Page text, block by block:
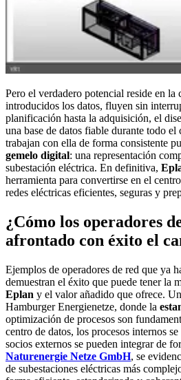
Pero el verdadero potencial reside en la
introducidos los datos, fluyen sin
planificación hasta la adquisición, el
una base de datos fiable durante todo
trabajan con ella de forma consistente
gemelo digital: una representación
subestación eléctrica. En definitiva,
herramienta para convertirse en el
redes eléctricas eficientes, seguras y
¿Cómo los operadores
afrontado con éxito el
Ejemplos de operadores de red que ya
demuestran el éxito que puede tener la
Eplan y el valor añadido que ofrece.
Hamburger Energienetze, donde la
optimización de procesos son
centro de datos, los procesos internos
socios externos se pueden integrar de
Naturenergie Netze GmbH, se
de subestaciones eléctricas más